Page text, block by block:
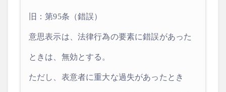
旧：第95条（錯誤）
意思表示は、法律行為の要素に錯誤があった
ときは、無効とする。
ただし、表意者に重大な過失があったとき